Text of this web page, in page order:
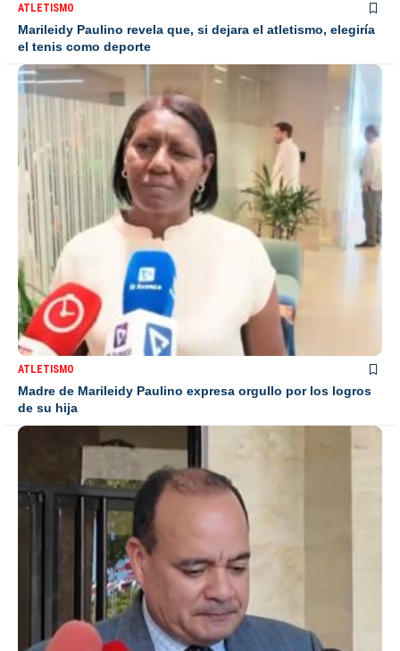
ATLETISMO
Marileidy Paulino revela que, si dejara el atletismo, elegiría
el tenis como deporte
ATLETISMO
Madre de Marileidy Paulino expresa orgullo por los logros
de su hija